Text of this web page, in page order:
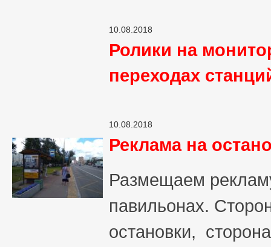
10.08.2018
Ролики на
переходах
10.08.2018
Реклама на
Размещаем
павильонах.
остановки,